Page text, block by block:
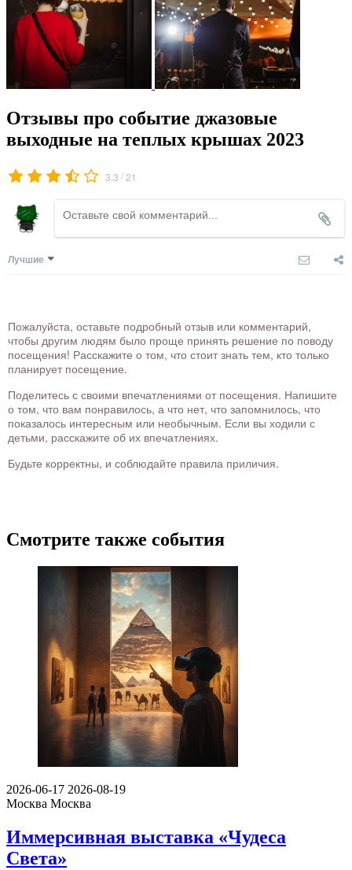
Отзывы про событие джазовые
выходные на теплых крышах 2023
3.3 /21
Лучшие
Пожалуйста, оставьте подробный отзыв или комментарий,
чтобы другим людям было проще принять решение по поводу
посещения! Расскажите о том, что стоит знать тем, кто только
планирует посещение.
Поделитесь с своими впечатлениями от посещения. Напишите
о том, что вам понравилось, а что нет, что запомнилось, что
показалось интересным или необычным. Если вы ходили с
детьми, расскажите об их впечатлениях.
Будьте корректны, и соблюдайте правила приличия.
Смотрите также события
2026-06-17 2026-08-19
Москва Москва
Иммерсивная выставка «Чудеса
Света»